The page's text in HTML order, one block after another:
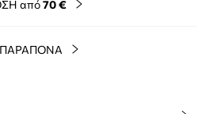
από70 €
ΠΑΡΑΠΟΝΑ